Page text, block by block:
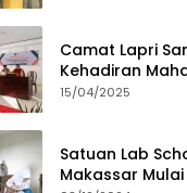
Camat Lapri
Kehadiran
PoltekMu
15/04/2025
Satuan Lab
Makassar